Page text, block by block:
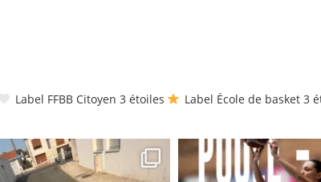
Label FFBB Citoyen 3 étoiles Label École de basket 3